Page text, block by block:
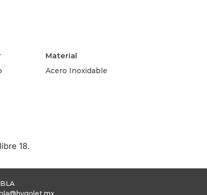
Material
Acero Inoxidable
18.